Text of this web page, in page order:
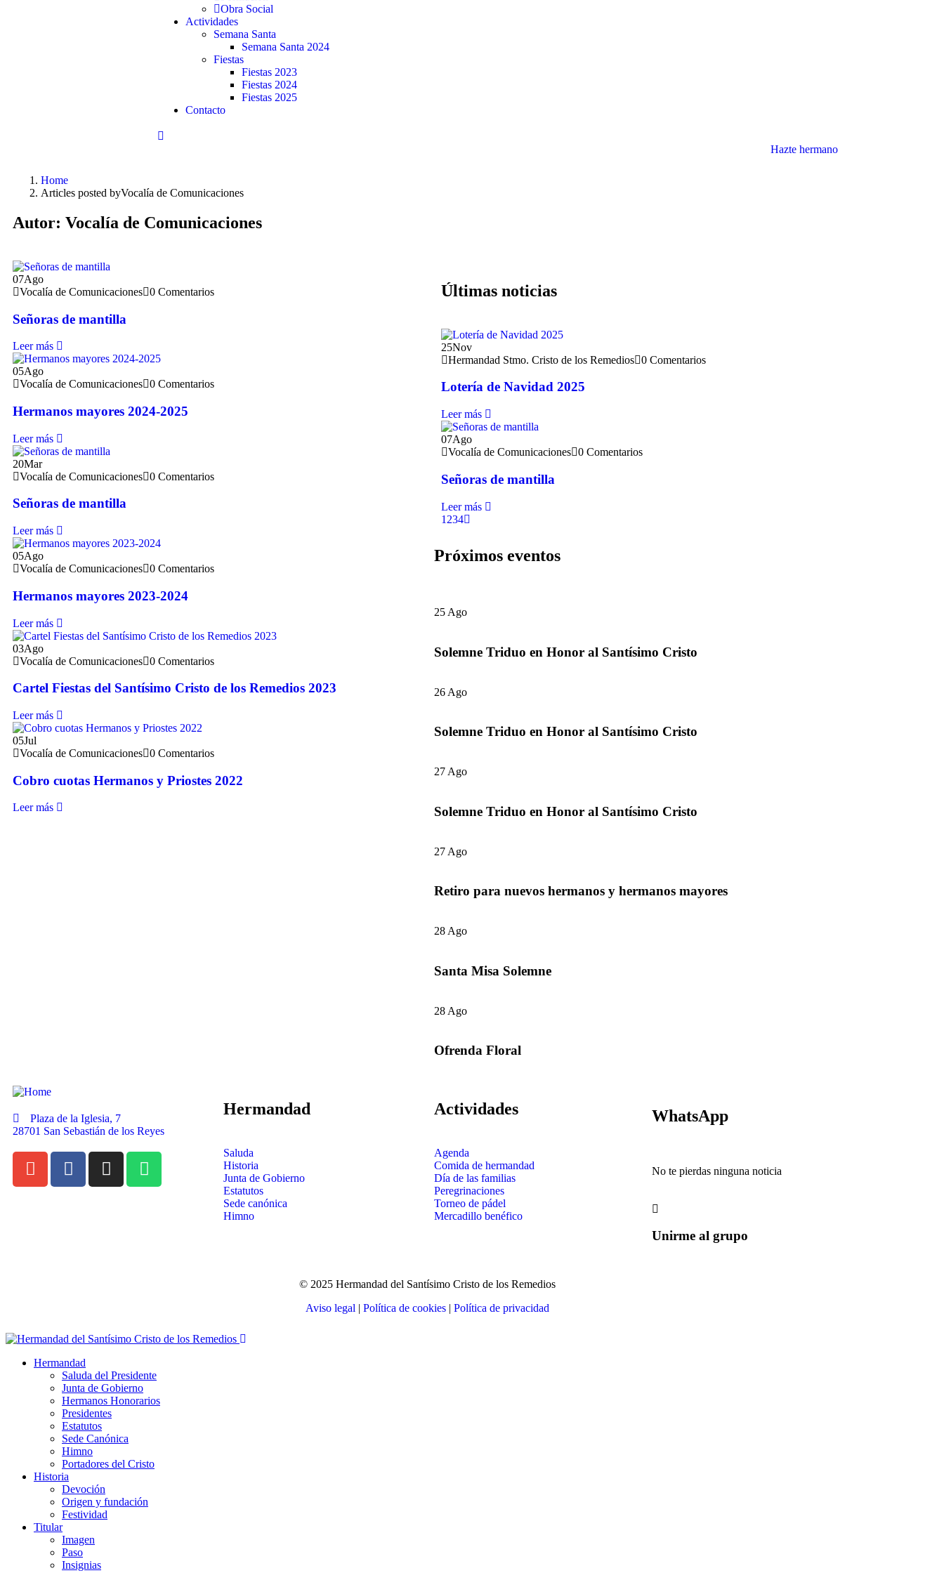
Obra Social
Actividades
Semana Santa
Semana Santa 2024
Fiestas
Fiestas 2023
Fiestas 2024
Fiestas 2025
Contacto
Hazte hermano
Home
Articles posted byVocalía de Comunicaciones
Autor: Vocalía de Comunicaciones
07Ago
Vocalía de Comunicaciones 0 Comentarios
Señoras de mantilla
Leer más
05Ago
Vocalía de Comunicaciones 0 Comentarios
Hermanos mayores 2024-2025
Leer más
20Mar
Vocalía de Comunicaciones 0 Comentarios
Señoras de mantilla
Leer más
05Ago
Vocalía de Comunicaciones 0 Comentarios
Hermanos mayores 2023-2024
Leer más
03Ago
Vocalía de Comunicaciones 0 Comentarios
Cartel Fiestas del Santísimo Cristo de los Remedios 2023
Leer más
05Jul
Vocalía de Comunicaciones 0 Comentarios
Cobro cuotas Hermanos y Priostes 2022
Leer más
Últimas noticias
25Nov
Hermandad Stmo. Cristo de los Remedios 0 Comentarios
Lotería de Navidad 2025
Leer más
07Ago
Vocalía de Comunicaciones 0 Comentarios
Señoras de mantilla
Leer más
1 234
Próximos eventos
25 Ago
Solemne Triduo en Honor al Santísimo Cristo
26 Ago
Solemne Triduo en Honor al Santísimo Cristo
27 Ago
Solemne Triduo en Honor al Santísimo Cristo
27 Ago
Retiro para nuevos hermanos y hermanos mayores
28 Ago
Santa Misa Solemne
28 Ago
Ofrenda Floral
Plaza de la Iglesia, 7
28701 San Sebastián de los Reyes
Hermandad
Saluda
Historia
Junta de Gobierno
Estatutos
Sede canónica
Himno
Actividades
Agenda
Comida de hermandad
Día de las familias
Peregrinaciones
Torneo de pádel
Mercadillo benéfico
WhatsApp
No te pierdas ninguna noticia
Unirme al grupo
© 2025 Hermandad del Santísimo Cristo de los Remedios
Aviso legal | Política de cookies| Política de privacidad
Hermandad
Saluda del Presidente
Junta de Gobierno
Hermanos Honorarios
Presidentes
Estatutos
Sede Canónica
Himno
Portadores del Cristo
Historia
Devoción
Origen y fundación
Festividad
Titular
Imagen
Paso
Insignias